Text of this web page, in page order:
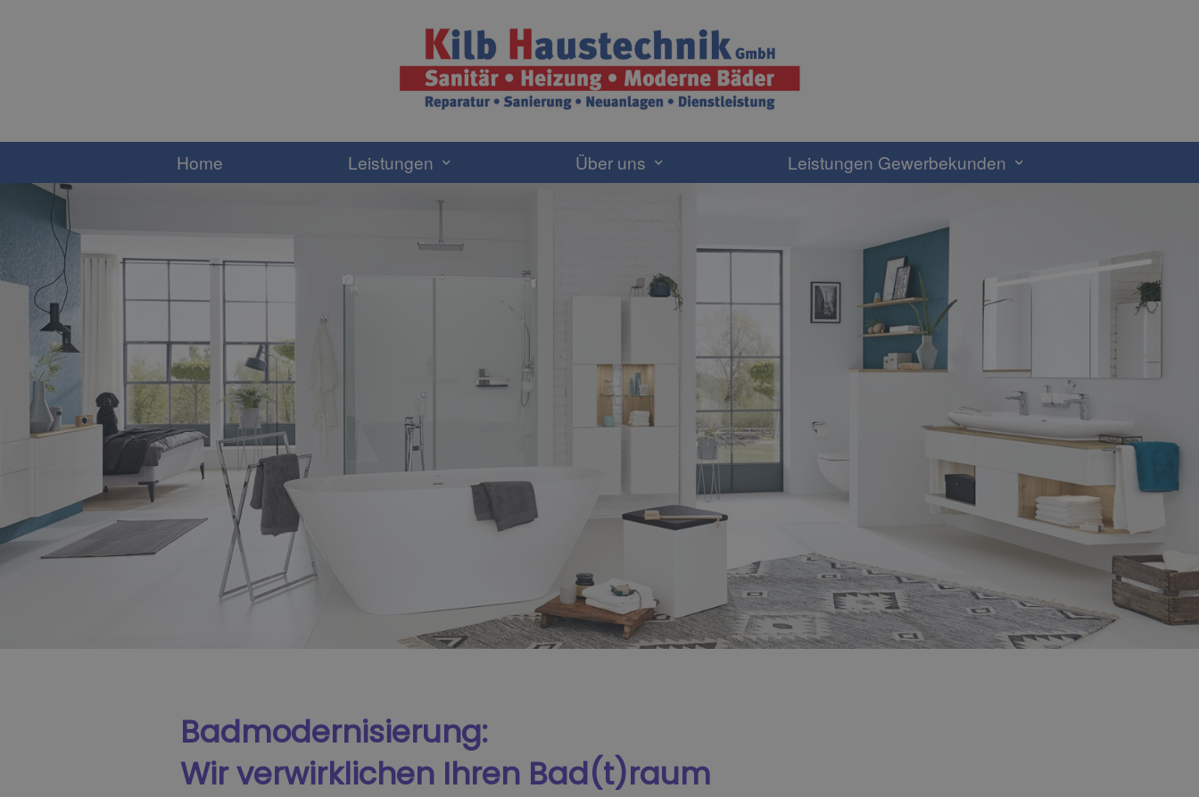
Home Leistungen Über uns Leistungen Gewerbekunden
Badmodernisierung:
Wir verwirklichen Ihren Bad(t)raum